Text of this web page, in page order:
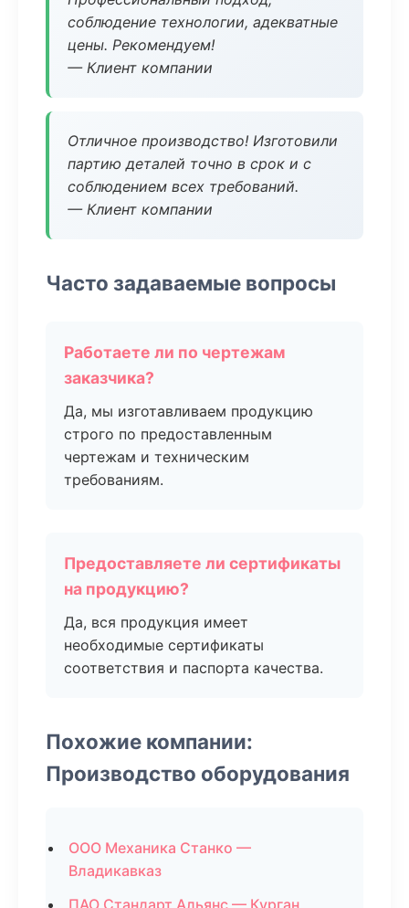
соблюдение технологии, адекватные
цены. Рекомендуем!
— Клиент компании
Отличное производство! Изготовили
партию деталей точно в срок и с
соблюдением всех требований.
— Клиент компании
Часто задаваемые вопросы
Работаете ли по чертежам
заказчика?
Да, мы изготавливаем продукцию
строго по предоставленным
чертежам и техническим
требованиям.
Предоставляете ли сертификаты
на продукцию?
Да, вся продукция имеет
необходимые сертификаты
соответствия и паспорта качества.
Похожие компании:
Производство оборудования
ООО Механика Станко —
Владикавказ
ПАО Стандарт Альянс — Курган